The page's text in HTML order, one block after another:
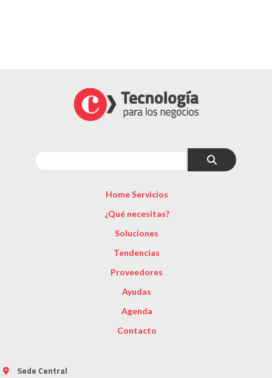
Home Servicios
¿Qué necesitas?
Soluciones
Tendencias
Proveedores
Ayudas
Agenda
Contacto
Sede Central